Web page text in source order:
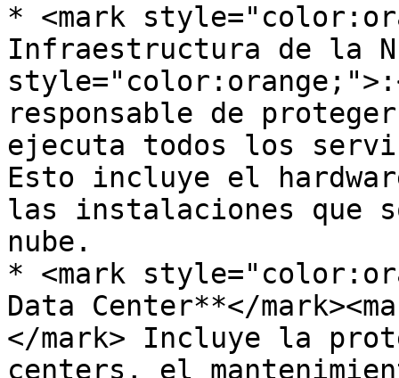
* <mark
Infraestructura de la
responsable de
ejecuta todos los
Esto incluye el
las instalaciones que
nube.
* <mark
Data Center**</
</mark> Incluye la
centers, el